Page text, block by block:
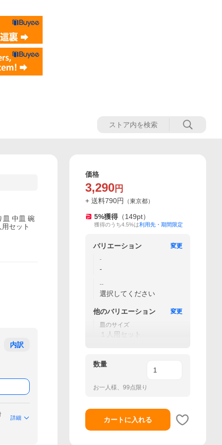
皿 中皿 碗
セット
内訳
詳細
価格
3,290 円
+ 送料790円 （東京都）
5%獲得 （149pt）
獲得のうち4.5%は利用先・期間限定
バリエーション
変更
-
-
--
選択してください
他のバリエーション
変更
皿のサイズ
１人用セット
数量
お一人様、99点限り
カートに入れる